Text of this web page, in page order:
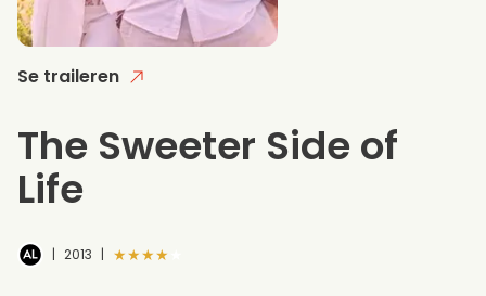
Se traileren
The Sweeter Side of
Life
| 2013 | ★★★★★